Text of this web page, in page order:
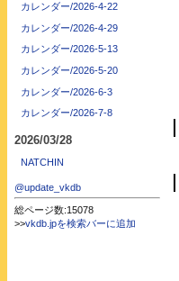
カレンダー/2026-4-22
カレンダー/2026-4-29
カレンダー/2026-5-13
カレンダー/2026-5-20
カレンダー/2026-6-3
カレンダー/2026-7-8
2026/03/28
NATCHIN
@update_vkdb
総ページ数:15078
>>vkdb.jpを検索バーに追加